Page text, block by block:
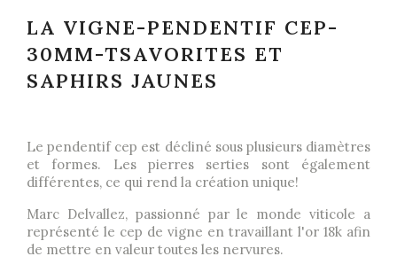
LA VIGNE-PENDENTIF CEP-
30MM-TSAVORITES ET
SAPHIRS JAUNES
Le pendentif cep est décliné sous plusieurs diamètres
et formes. Les pierres serties sont également
différentes, ce qui rend la création unique!
Marc Delvallez, passionné par le monde viticole a
représenté le cep de vigne en travaillant l'or 18k afin
de mettre en valeur toutes les nervures.